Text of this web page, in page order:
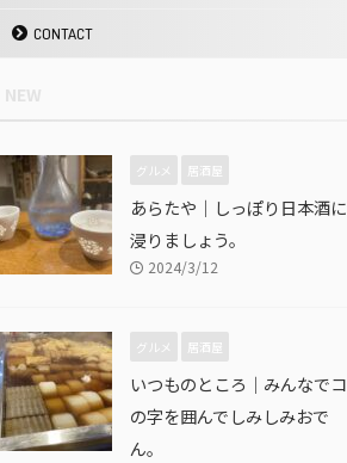
CONTACT
グルメ 居酒屋
あらたや｜しっぽり日本酒に
浸りましょう。
2024/3/12
グルメ 居酒屋
いつものところ｜みんなでコ
の字を囲んでしみしみおで
ん。